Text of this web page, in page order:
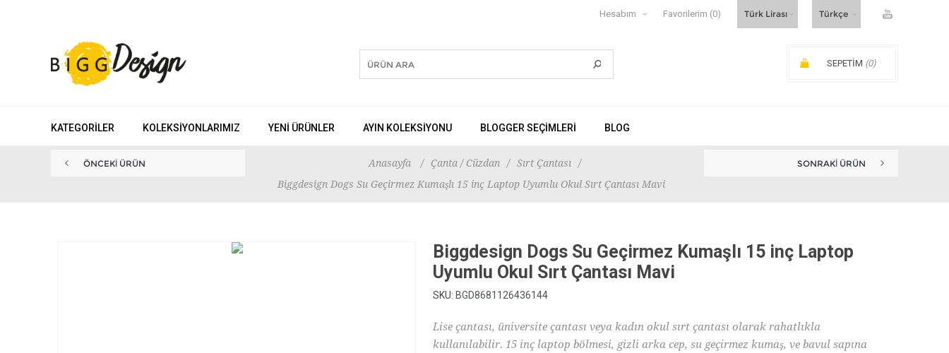
Hesabım Favorilerim (0)
SEPETIM (0)
KATEGORILER KOLEKSIYONLARIMIZ YENI ÜRÜNLER AYIN KOLEKSİYONU BLOGGER SEÇIMLERI BLOG
Anasayfa / Çanta / Cüzdan / Sırt Çantası
/
Biggdesign Dogs Su Geçirmez Kumaşlı 15 inç Laptop Uyumlu Okul Sırt Çantası Mavi
ÖNCEKI ÜRÜN SONRAKI ÜRÜN
Biggdesign Dogs Su Geçirmez Kumaşlı 15 inç Laptop
Uyumlu Okul Sırt Çantası Mavi
SKU: BGD8681126436144
Lise çantası, üniversite çantası veya kadın okul sırt çantası olarak rahatlıkla
kullanılabilir. 15 inç laptop bölmesi, gizli arka cep, su geçirmez kumaş, ve bavul sapına